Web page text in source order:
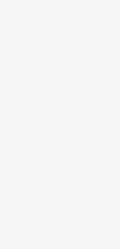
受不明病毒